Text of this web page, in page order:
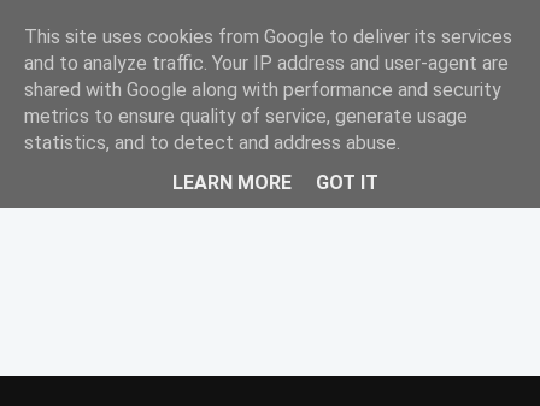
☰
This site uses cookies from Google to deliver its services
and to analyze traffic. Your IP address and user-agent are
shared with Google along with performance and security
metrics to ensure quality of service, generate usage
statistics, and to detect and address abuse.
LEARN MORE
GOT IT